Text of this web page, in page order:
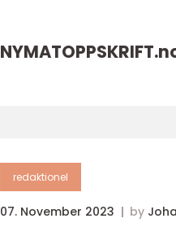
NYMATOPPSKRIFT.
redaktionel
07. November 2023 by